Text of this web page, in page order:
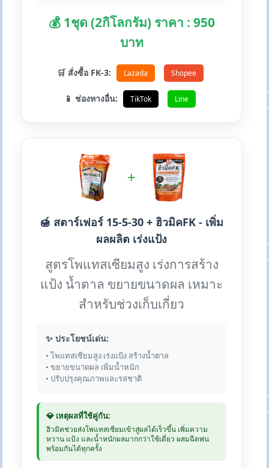
💰 1ชุด (2กิโลกรัม) ราคา : 950
บาท
🛒 สั่งซื้อ FK-3: Lazada Shopee
📱 ช่องทางอื่น: TikTok Line
+
🍯 สตาร์เฟอร์ 15-5-30 + ฮิวมิคFK - เพิ่ม
ผลผลิต เร่งแป้ง
สูตรโพแทสเซียมสูง เร่งการสร้าง
แป้ง น้ำตาล ขยายขนาดผล เหมาะ
สำหรับช่วงเก็บเกี่ยว
✨ ประโยชน์เด่น:
• โพแทสเซียมสูง เร่งแป้ง สร้างน้ำตาล
• ขยายขนาดผล เพิ่มน้ำหนัก
• ปรับปรุงคุณภาพและรสชาติ
💎 เหตุผลที่ใช้คู่กัน:
ฮิวมิคช่วยส่งโพแทสเซียมเข้าสู่ผลได้เร็วขึ้น เพิ่มความ
หวาน แป้ง และน้ำหนักผลมากกว่าใช้เดี่ยว ผสมฉีดพ่น
พร้อมกันได้ทุกครั้ง